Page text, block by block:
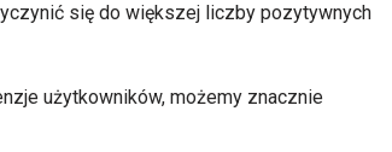
się do większej liczby pozytywnych
użytkowników, możemy znacznie